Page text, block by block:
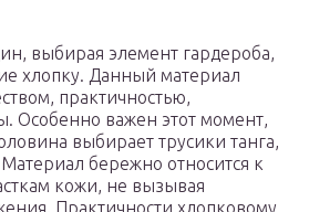
выбирая элемент гардероба,
хлопку. Данный материал
практичностью,
Особенно важен этот момент,
выбирает трусики танга,
бережно относится к
кожи, не вызывая
Практичности хлопковому